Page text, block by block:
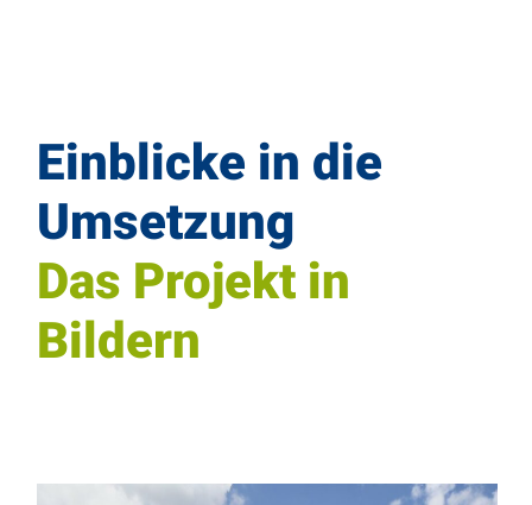
Einblicke in die
Umset­zung
Das Projekt in
Bildern